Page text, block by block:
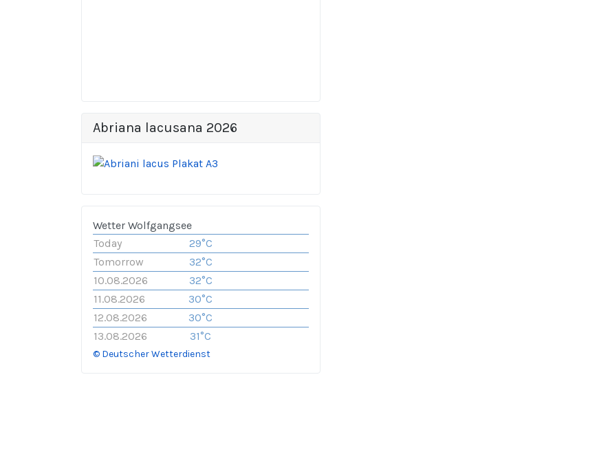
Abriana lacusana 2026
Wetter Wolfgangsee
Today
29°C
Tomorrow
32°C
10.08.2026
32°C
11.08.2026
30°C
12.08.2026
30°C
13.08.2026
31°C
© Deutscher Wetterdienst